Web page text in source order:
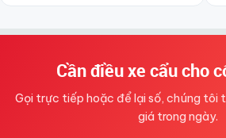
Cần điều xe cẩu cho
Gọi trực tiếp hoặc để lại số, chúng tôi
giá trong ngày.